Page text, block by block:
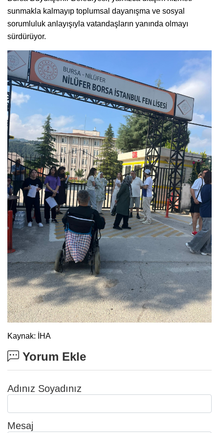
sunmakla kalmayıp toplumsal dayanışma ve sosyal
sorumluluk anlayışıyla vatandaşların yanında olmayı
sürdürüyor.
Kaynak: İHA
Yorum Ekle
Adınız Soyadınız
Mesaj